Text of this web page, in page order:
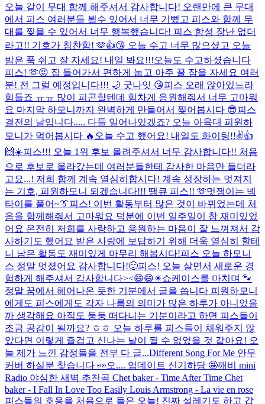
오늘 같이 무대 함께 해주셔서 감사합니다! 오랜만에 큰 무대
에서 피스 여러분들 뵐수 있어서 너무 기뻤고 피스와 함께 무
대를 찢을 수 있어서 너무 행복했습니다! 피스 함성 장난 없더
라고!! 기호가 칭찬함! 🫶👍😘 오늘 수고 너무 많으셨고 오늘
밤은 푹 쉬고 잘 자세요! 내일 봐요!!!오늘도 수고하셨습니다
피스! 🫶😝 집 들어가서 편하게 눕고 아주 꿀 잠을 자세요 여러
분! 전 그럴 예정입니다!!! 🌙 굿나잇 😘피스 오래 앉아있느라
힘들죠 ㅠㅠ 많이 피곤할텐데 힘차게 응원해줘서 너무 고마워
요 마지막 하모니까지 완벽하게 만들어서 찢어봅시다 😎피스
결전의 날입니다..... 다들 일어나있겠죠? 오늘 아육대 피원하
모니가 먹어봅시다 🔥 오늘 수고 했어요! 내일도 화이팅!!✌️👍
🙌☀️피스!!! 오늘 1위 후보 올려주셔서 너무 감사합니다!! 처음
으로 후보로 올라갔는데 여러분들한테 감사한 마음만 들더라
고요...! 저희 함께 계속 열심히합시다! 계속 성장하는 멋져지
는 기호, 피원하모니 되겠습니다!!! 땡큐 피스!! 🫶멋쟁이는 넥
타이를 풀어~👔피스! 이번 활동부터 많은 것이 바뀌었는데 처
음을 함께해줘서 고마워요 덕분에 이번 일주일이 참 재미있었
어요 온전히 저희를 사랑하고 응원하는 마음이 잘 느껴져서 감
사하기도 했어요 받은 사랑에 보답하기 위해 더욱 열심히 할테
니 남은 활동도 재미있게 마무리 해봅시다!피스 오늘 하모니
스 정말 멋졌어요 감사합니다!🙂피스! 오늘 살면서 새로운 경
험하게 해주셔서 감사합니다><😄😄☀쇼케이스를 마치며 🐾
정말 꿈에서 헤어나온 듯한 기분에서 글을 씁니다 피원하모니
에게도 피스에게도 각자 나름의 의미가 많은 하루가 아니었을
까 생각해요 아직도 둥둥 떠다니는 기분이라고 하면 피스들이
조금 공감이 될까요? ㅎㅎ 오늘 하루를 피스들이 채워주지 않
았다면 이렇게 즐겁고 신나는 날이 될 수 없었을 것 같아요! 오
늘 제가 느낀 감정들을 전부 다 글...Different Song For Me 안무
커버 하실분 찾습니다 👀오.... 업데이트 신기하당 🤩깨비 mini
Radio 야심한 새벽 추천곡 Chet baker - Time After Time Chet
baker - I Fall In Love Too Easily Louis Armstrong - La vie en rose
피스들의 호응을 처음으로 들은 오늘! 진짜 설레기도 하고 갑